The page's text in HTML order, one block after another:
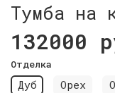
Тумба на
132000
Отделка
Дуб Орех